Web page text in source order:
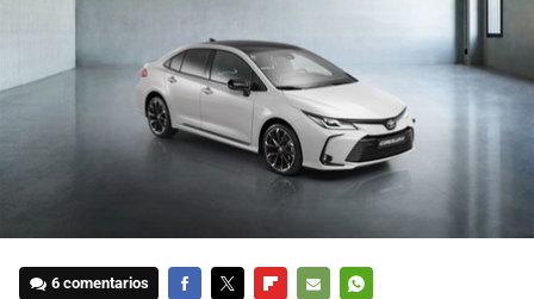
6 comentarios